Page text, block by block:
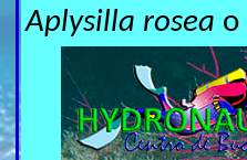
Aplysilla rosea o